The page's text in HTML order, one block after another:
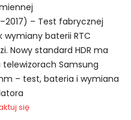
do Smartfonów i
– Test fabrycznej
wymiany baterii RTC
Nowy standard HDR ma
Samsung
– test, bateria i wymiana
się